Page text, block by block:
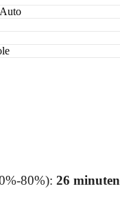
80%): 26 minuten